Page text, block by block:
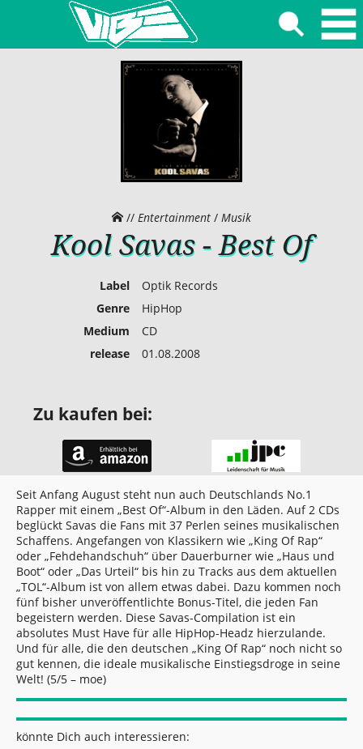
// Entertainment / Musik
Kool Savas - Best Of
Label
Optik Records
Genre
HipHop
Medium
CD
release
01.08.2008
Zu kaufen bei:
Seit Anfang August steht nun auch Deutschlands No.1
Rapper mit einem „Best Of“-Album in den Läden. Auf 2 CDs
beglückt Savas die Fans mit 37 Perlen seines musikalischen
Schaffens. Angefangen von Klassikern wie „King Of Rap“
oder „Fehdehandschuh“ über Dauerburner wie „Haus und
Boot“ oder „Das Urteil“ bis hin zu Tracks aus dem aktuellen
„TOL“-Album ist von allem etwas dabei. Dazu kommen noch
fünf bisher unveröffentlichte Bonus-Titel, die jeden Fan
begeistern werden. Diese Savas-Compilation ist ein
absolutes Must Have für alle HipHop-Headz hierzulande.
Und für alle, die den deutschen „King Of Rap“ noch nicht so
gut kennen, die ideale musikalische Einstiegsdroge in seine
Welt! (5/5 – moe)
könnte Dich auch interessieren: